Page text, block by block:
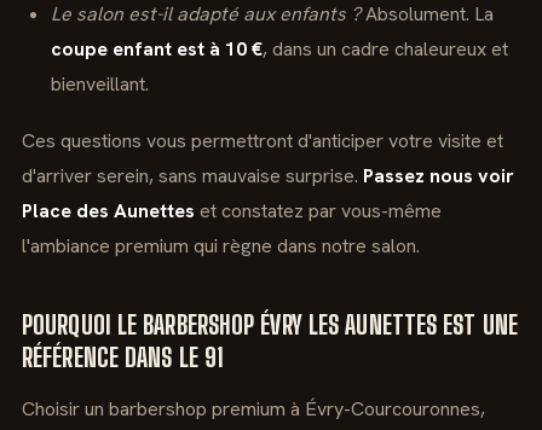
Le salon est-il adapté aux enfants ?Absolument. La
coupe enfant est à 10 €, dans un cadre chaleureux et
bienveillant.
Ces questions vous permettront d'anticiper votre visite et
d'arriver serein, sans mauvaise surprise. Passez nous voir
Place des Aunettes et constatez par vous-même
l'ambiance premium qui règne dans notre salon.
POURQUOI LE BARBERSHOP ÉVRY LES AUNETTES EST UNE
RÉFÉRENCE DANS LE 91
Choisir un barbershop premium à Évry-Courcouronnes,